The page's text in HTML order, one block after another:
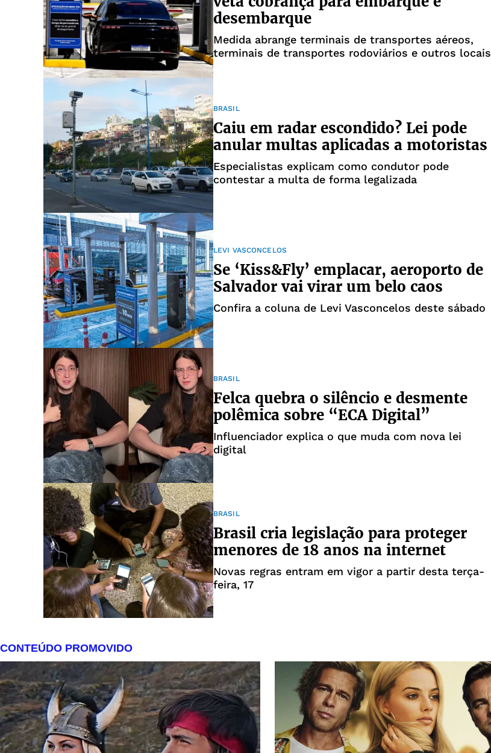
desembarque
Medida abrange terminais de transportes aéreos,
terminais de transportes rodoviários e outros locais
BRASIL
Caiu em radar escondido? Lei pode
anular multas aplicadas a motoristas
Especialistas explicam como condutor pode
contestar a multa de forma legalizada
LEVI VASCONCELOS
Se ‘Kiss&Fly’ emplacar, aeroporto de
Salvador vai virar um belo caos
Confira a coluna de Levi Vasconcelos deste sábado
BRASIL
Felca quebra o silêncio e desmente
polêmica sobre “ECA Digital”
Influenciador explica o que muda com nova lei
digital
BRASIL
Brasil cria legislação para proteger
menores de 18 anos na internet
Novas regras entram em vigor a partir desta terça-
feira, 17